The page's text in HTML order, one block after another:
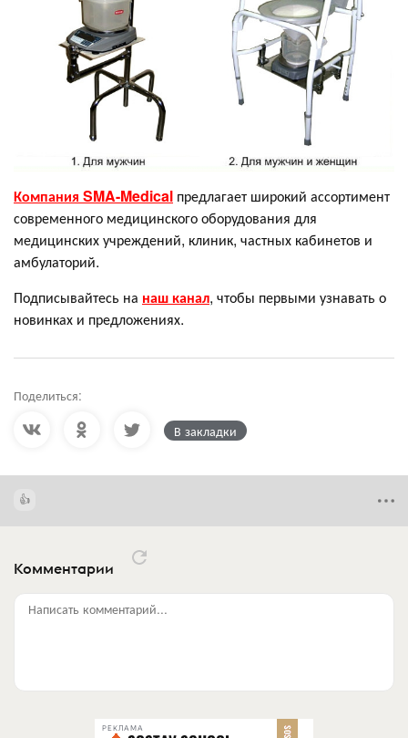
Компания SMA-Medical предлагает широкий ассортимент
современного медицинского оборудования для
медицинских учреждений, клиник, частных кабинетов и
амбулаторий.
Подписывайтесь на наш канал, чтобы первыми узнавать о
новинках и предложениях.
Поделиться:
В закладки
Комментарии
Написать комментарий...
РЕКЛАМА